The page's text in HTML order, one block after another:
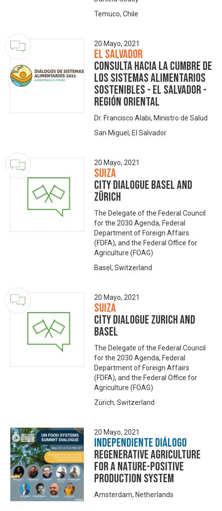
Temuco, Chile
20 Mayo, 2021
El Salvador
Consulta hacia la Cumbre de
los Sistemas Alimentarios
Sostenibles - El Salvador -
Región Oriental
Dr. Francisco Alabi, Ministro de Salud
San Miguel, El Salvador
20 Mayo, 2021
Suiza
City Dialogue Basel and
Zürich
The Delegate of the Federal Council
for the 2030 Agenda, Federal
Department of Foreign Affairs
(FDFA), and the Federal Office for
Agriculture (FOAG)
Basel, Switzerland
20 Mayo, 2021
Suiza
City Dialogue Zurich and
Basel
The Delegate of the Federal Council
for the 2030 Agenda, Federal
Department of Foreign Affairs
(FDFA), and the Federal Office for
Agriculture (FOAG)
Zürich, Switzerland
20 Mayo, 2021
Independiente Diálogo
Regenerative Agriculture
for a Nature-Positive
Production System
Amsterdam, Netherlands